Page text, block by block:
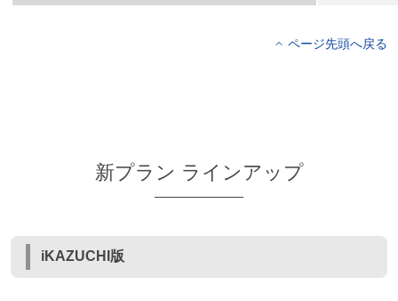
ページ先頭へ戻る
新プラン ラインアップ
iKAZUCHI版